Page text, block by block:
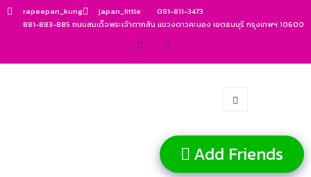
rapeepan_kung japan_little
081-811-3473
881-883-885 ถนนสมเด็จพระเจ้าตากสิน แขวงดาวคะนอง เขตธนบุรี กรุงเทพฯ 10600
Add Friends